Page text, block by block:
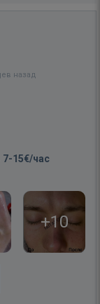
назад
7-15€/час
+10